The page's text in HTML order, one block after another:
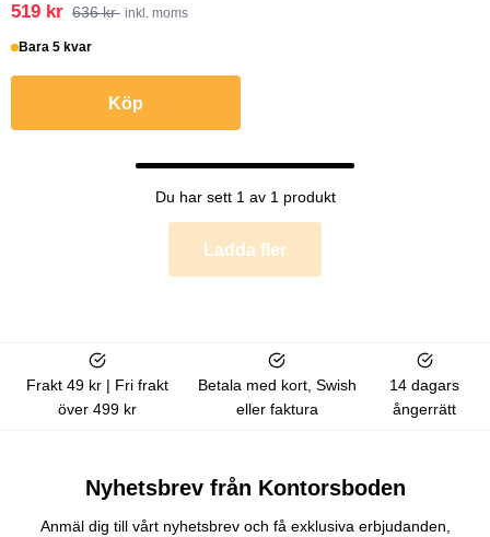
519 kr 636 kr inkl. moms
Bara 5 kvar
Köp
Du har sett 1 av 1 produkt
Ladda fler
Frakt 49 kr | Fri frakt
över 499 kr
Betala med kort, Swish
eller faktura
14 dagars
ångerrätt
Nyhetsbrev från Kontorsboden
Anmäl dig till vårt nyhetsbrev och få exklusiva erbjudanden,